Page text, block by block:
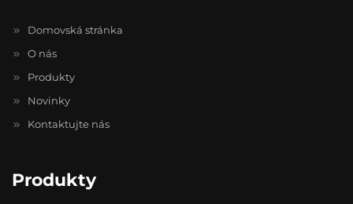
Domovská stránka
O nás
Produkty
Novinky
Kontaktujte nás
Produkty